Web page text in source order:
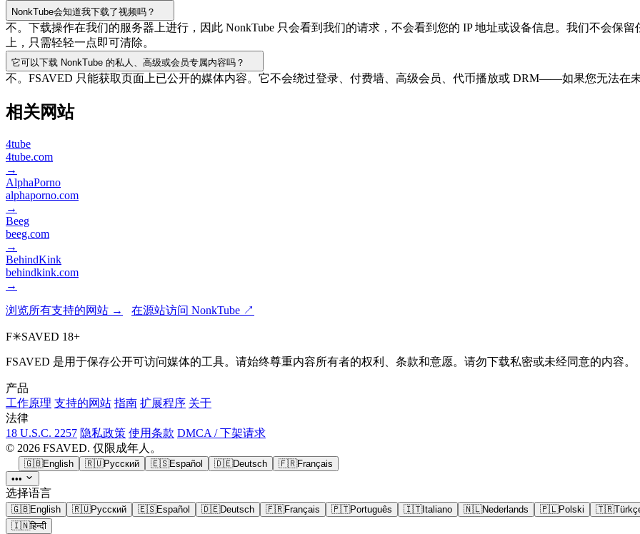
NonkTube会知道我下载了视频吗？
不。下载操作在我们的服务器上进行，因此 NonkTube 只会看到我们的请求，不会看到您的 IP 地址或设备信息。我们不会保
上，只需轻轻一点即可清除。
它可以下载 NonkTube 的私人、高级或会员专属内容吗？
不。FSAVED 只能获取页面上已公开的媒体内容。它不会绕过登录、付费墙、高级会员、代币播放或 DRM——如果您无法在
相关网站
4tube
4tube.com
→
AlphaPorno
alphaporno.com
→
Beeg
beeg.com
→
BehindKink
behindkink.com
→
浏览所有支持的网站 → 在源站访问 NonkTube ↗
F✳SAVED 18+
FSAVED 是用于保存公开可访问媒体的工具。请始终尊重内容所有者的权利、条款和意愿。请勿下载私密或未经同意的内容。
产品
工作原理 支持的网站 指南 扩展程序 关于
法律
18 U.S.C. 2257 隐私政策 使用条款 DMCA / 下架请求
© 2026 FSAVED. 仅限成年人。
🇬🇧English 🇷🇺Русский 🇪🇸Español 🇩🇪Deutsch 🇫🇷Français
•••
选择语言
🇬🇧English 🇷🇺Русский 🇪🇸Español 🇩🇪Deutsch 🇫🇷Français 🇵🇹Português 🇮🇹Italiano 🇳🇱Nederlands 🇵🇱Polski 🇹🇷
🇮🇳हिन्दी